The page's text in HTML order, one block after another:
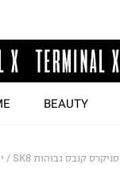
BEAUTY
סניקרס קנבס גבוהות SK8 / יוניסקס